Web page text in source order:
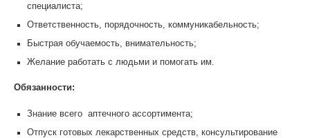
специалиста;
Ответственность, порядочность, коммуникабельность;
Быстрая обучаемость, внимательность;
Желание работать с людьми и помогать им.
Обязанности:
Знание всего аптечного ассортимента;
Отпуск готовых лекарственных средств, консультирование